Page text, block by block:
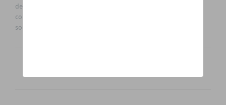
de vente actuel et les éventuels frais de montage, veuillez
contacter votre concessionnaire/agent. Les prix recommandés
sont sujets à des changements sans préavis.